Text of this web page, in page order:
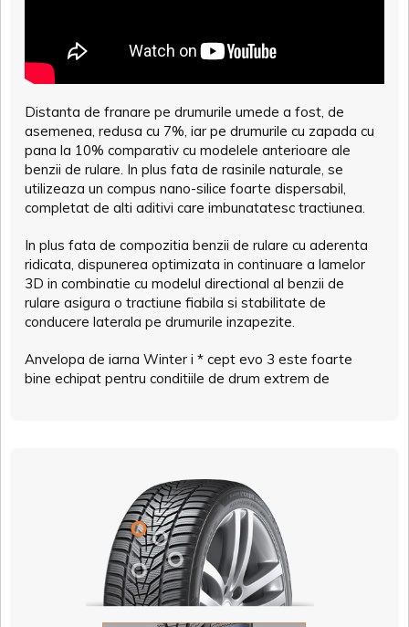
Distanta de franare pe drumurile umede a fost, de
asemenea, redusa cu 7%, iar pe drumurile cu zapada cu
pana la 10% comparativ cu modelele anterioare ale
benzii de rulare. In plus fata de rasinile naturale, se
utilizeaza un compus nano-silice foarte dispersabil,
completat de alti aditivi care imbunatatesc tractiunea.
In plus fata de compozitia benzii de rulare cu aderenta
ridicata, dispunerea optimizata in continuare a lamelor
3D in combinatie cu modelul directional al benzii de
rulare asigura o tractiune fiabila si stabilitate de
conducere laterala pe drumurile inzapezite.
Anvelopa de iarna Winter i * cept evo 3 este foarte
bine echipat pentru conditiile de drum extrem de